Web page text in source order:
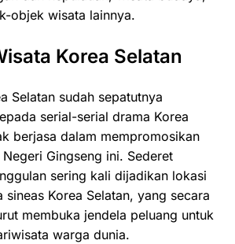
objek wisata lainnya.
Korea Selatan
Selatan sudah sepatutnya
serial-serial drama Korea
berjasa dalam mempromosikan
Gingseng ini. Sederet
sering kali dijadikan lokasi
sineas Korea Selatan, yang secara
membuka jendela peluang untuk
warga dunia.